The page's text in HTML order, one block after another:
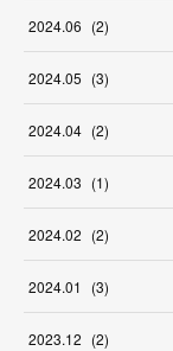
2024.06 (2)
2024.05 (3)
2024.04 (2)
2024.03 (1)
2024.02 (2)
2024.01 (3)
2023.12 (2)